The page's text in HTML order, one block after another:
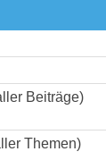
Beiträge)
Themen)